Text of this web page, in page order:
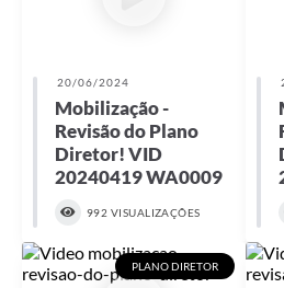
Contato
Radar da Transparência Pública
Município
20/06/2024
Mobilização -
Revisão do Plano
Diretor! VID
20240419 WA0009
992 VISUALIZAÇÕES
PLANO DIRETOR